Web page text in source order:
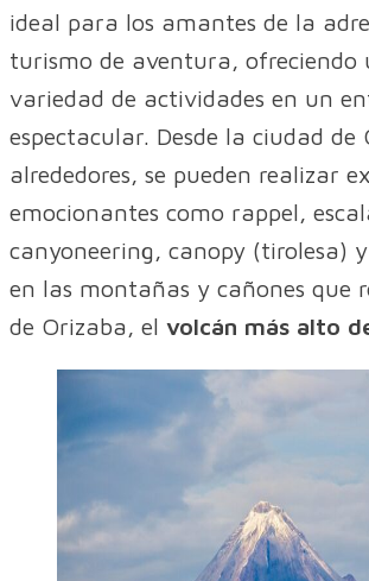
ideal para los amantes de la
turismo de aventura, ofreciendo
variedad de actividades en un
espectacular. Desde la ciudad de
alrededores, se pueden realizar
emocionantes como rappel,
canyoneering, canopy (tirolesa)
en las montañas y cañones que
de Orizaba, el volcán más alto